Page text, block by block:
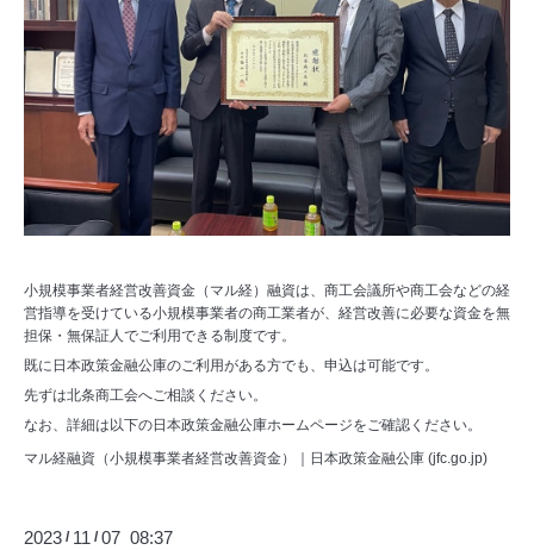
小規模事業者経営改善資金（マル経）融資は、商工会議所や商工会などの経
営指導を受けている小規模事業者の商工業者が、経営改善に必要な資金を無
担保・無保証人でご利用できる制度です。
既に日本政策金融公庫のご利用がある方でも、申込は可能です。
先ずは北条商工会へご相談ください。
なお、詳細は以下の日本政策金融公庫ホームページをご確認ください。
マル経融資（小規模事業者経営改善資金）｜日本政策金融公庫 (jfc.go.jp)
2023 / 11 /07 08:37